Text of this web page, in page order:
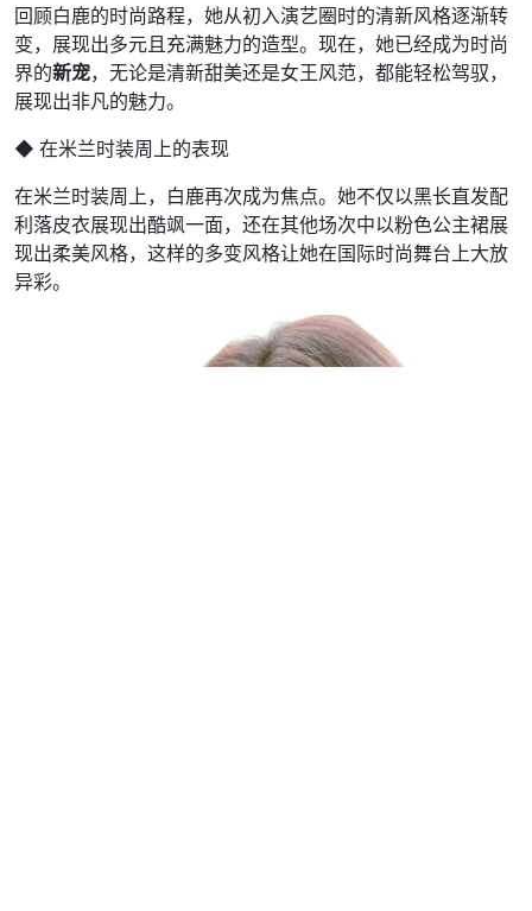
回顾白鹿的时尚路程，她从初入演艺圈时的清新风格逐渐转
变，展现出多元且充满魅力的造型。现在，她已经成为时尚
界的新宠，无论是清新甜美还是女王风范，都能轻松驾驭，
展现出非凡的魅力。
◆ 在米兰时装周上的表现
在米兰时装周上，白鹿再次成为焦点。她不仅以黑长直发配
利落皮衣展现出酷飒一面，还在其他场次中以粉色公主裙展
现出柔美风格，这样的多变风格让她在国际时尚舞台上大放
异彩。